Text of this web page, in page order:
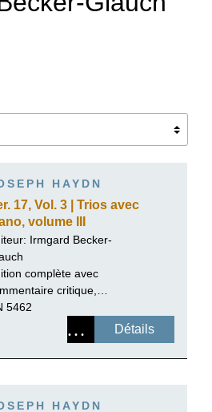
HAYDN
17, Vol. 3 | Trios avec
volume III
Irmgard Becker-
complète avec
critique,
lin
5462
Détails
HAYDN